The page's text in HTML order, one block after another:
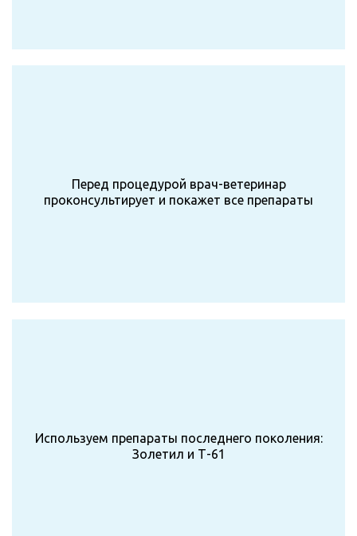
Перед процедурой врач-ветеринар
проконсультирует и покажет все препараты
Используем препараты последнего поколения:
Золетил и Т-61